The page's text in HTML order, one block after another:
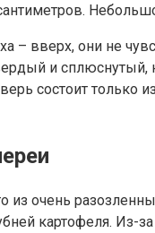
– вверх, они не
и сплюснутый,
состоит
очень
картофеля. Из-